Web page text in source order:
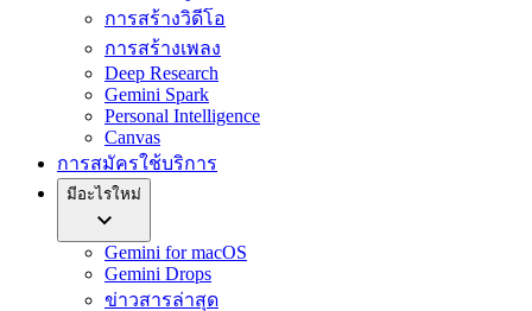
การสร้างวิดีโอ
การสร้างเพลง
Deep Research
Gemini Spark
Personal Intelligence
Canvas
การสมัครใช้บริการ
มีอะไรใหม่
Gemini for macOS
Gemini Drops
ข่าวสารล่าสุด